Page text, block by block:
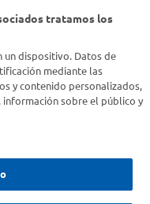
tratamos los
un dispositivo. Datos de
mediante las
y contenido personalizados,
información sobre el público y